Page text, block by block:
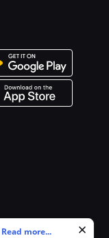
personalize
Read more...